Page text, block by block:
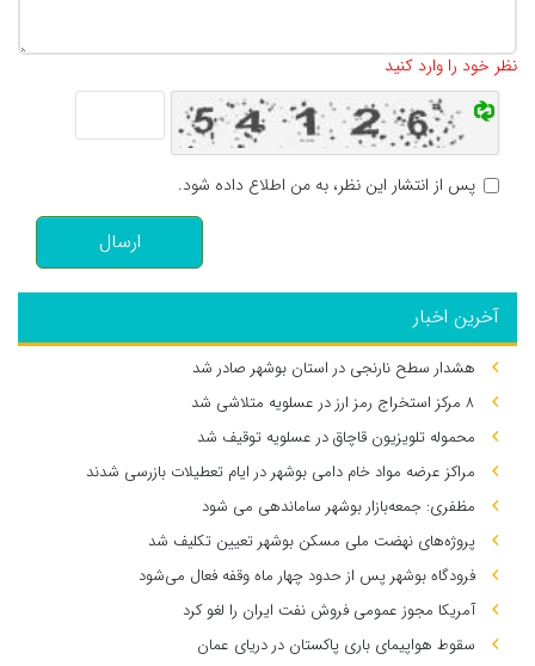
نظر خود را وارد کنید
پس از انتشار این نظر، به من اطلاع داده شود.
ارسال
آخرین اخبار
هشدار سطح نارنجی در استان بوشهر صادر شد
۸ مرکز استخراج رمز ارز در عسلویه متلاشی شد
محموله تلویزیون قاچاق در عسلویه توقیف شد
مراکز عرضه مواد خام دامی بوشهر در ایام تعطیلات بازرسی شدند
مظفری: جمعه‌بازار بوشهر ساماندهی می‌ شود
پروژه‌های نهضت ملی مسکن بوشهر تعیین تکلیف شد
فرودگاه بوشهر پس از حدود چهار ماه وقفه فعال می‌شود
آمریکا مجوز عمومی فروش نفت ایران را لغو کرد
سقوط هواپیمای باری پاکستان در دریای عمان